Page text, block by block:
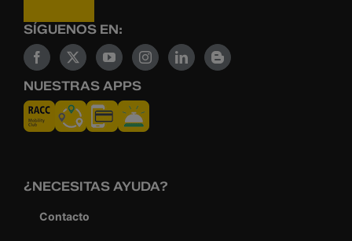
SÍGUENOS EN:
NUESTRAS APPS
¿NECESITAS AYUDA?
Contacto